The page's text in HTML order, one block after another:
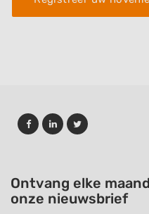
Ontvang elke
onze nieuwsbrief